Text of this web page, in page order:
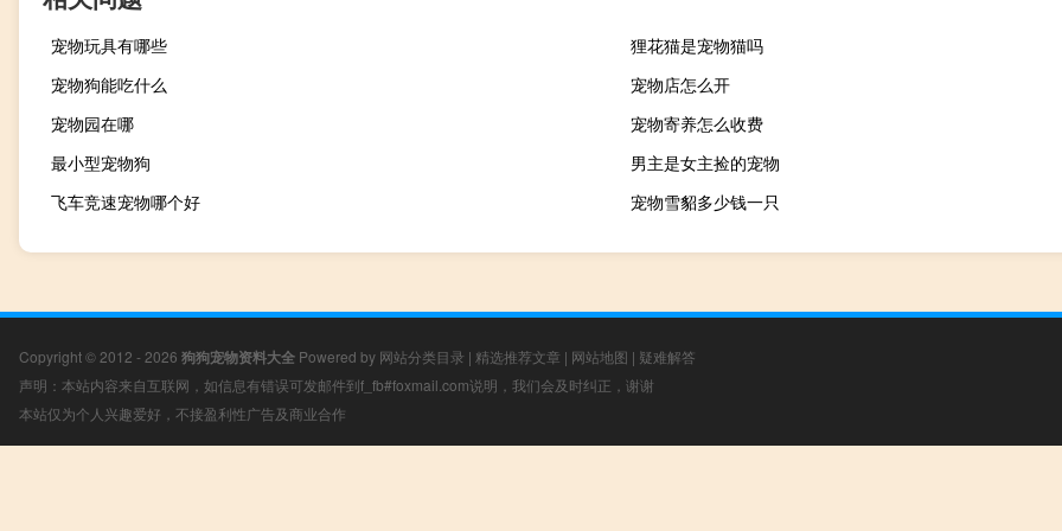
宠物玩具有哪些
狸花猫是宠物猫吗
宠物狗能吃什么
宠物店怎么开
宠物园在哪
宠物寄养怎么收费
最小型宠物狗
男主是女主捡的宠物
飞车竞速宠物哪个好
宠物雪貂多少钱一只
Copyright © 2012 - 2026 狗狗宠物资料大全 Powered by 网站分类目录 | 精选推荐文章 | 网站地图 | 疑难解答
声明：本站内容来自互联网，如信息有错误可发邮件到f_fb#foxmail.com说明，我们会及时纠正，谢谢
本站仅为个人兴趣爱好，不接盈利性广告及商业合作